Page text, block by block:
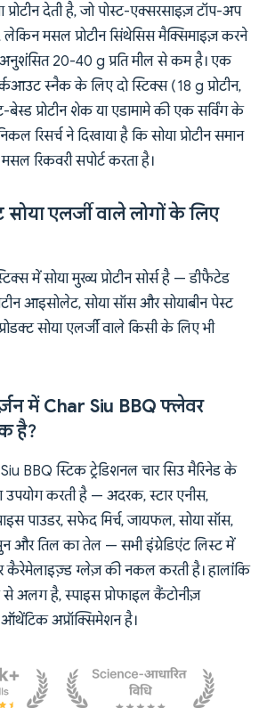
देती है, जो पोस्ट-एक्सरसाइज़ टॉप-अप
मसल प्रोटीन सिंथेसिस मैक्सिमाइज़ करने
20-40 g प्रति मील से कम है। एक
स्नैक के लिए दो स्टिक्स (18 g प्रोटीन,
प्रोटीन शेक या एडामामे की एक सर्विंग के
रिसर्च ने दिखाया है कि सोया प्रोटीन समान
रिकवरी सपोर्ट करता है।
सोया एलर्जी वाले लोगों के लिए
में सोया मुख्य प्रोटीन सोर्स है — डीफैटेड
आइसोलेट, सोया सॉस और सोयाबीन पेस्ट
सोया एलर्जी वाले किसी के लिए भी
में Char Siu BBQ फ्लेवर
है?
BBQ स्टिक ट्रेडिशनल चार सिउ मैरिनेड के
उपयोग करती है — अदरक, स्टार एनीस,
पाउडर, सफेद मिर्च, जायफल, सोया सॉस,
और तिल का तेल — सभी इंग्रेडिएंट लिस्ट में
कैरेमेलाइज़्ड ग्लेज़ की नकल करती है। हालांकि
से अलग है, स्पाइस प्रोफाइल कैंटोनीज़
अप्रॉक्सिमेशन है।